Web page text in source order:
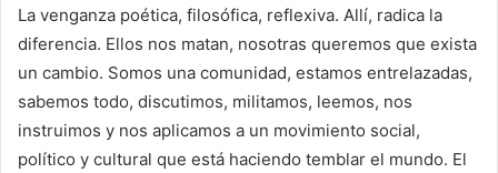
La venganza poética, filosófica, reflexiva. Allí, radica la
diferencia. Ellos nos matan, nosotras queremos que exista
un cambio. Somos una comunidad, estamos entrelazadas,
sabemos todo, discutimos, militamos, leemos, nos
instruimos y nos aplicamos a un movimiento social,
político y cultural que está haciendo temblar el mundo. El